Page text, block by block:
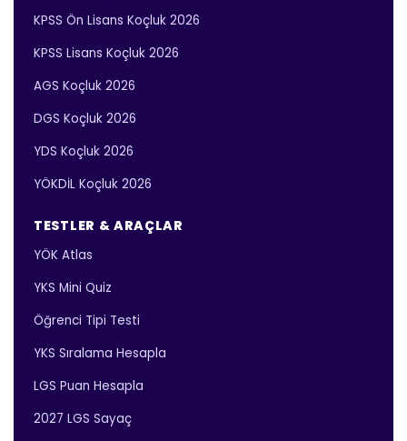
KPSS Ön Lisans Koçluk 2026
KPSS Lisans Koçluk 2026
AGS Koçluk 2026
DGS Koçluk 2026
YDS Koçluk 2026
YÖKDİL Koçluk 2026
TESTLER & ARAÇLAR
YÖK Atlas
YKS Mini Quiz
Öğrenci Tipi Testi
YKS Sıralama Hesapla
LGS Puan Hesapla
2027 LGS Sayaç